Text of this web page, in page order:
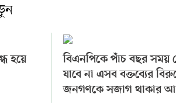
হয়ে
বিএনপিকে পাঁচ বছর সময়
যাবে না এসব বক্তব্যের
জনগণকে সজাগ থাকার